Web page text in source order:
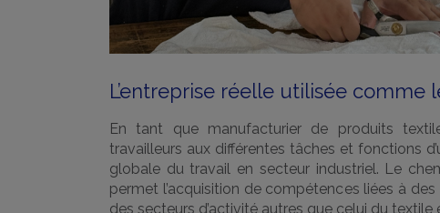
L’entreprise réelle utilisée comme
En tant que manufacturier de produits
travailleurs aux différentes tâches et fonctions
globale du travail en secteur industriel. Le
permet l’acquisition de compétences liées à
des secteurs d’activité autres que celui du textile